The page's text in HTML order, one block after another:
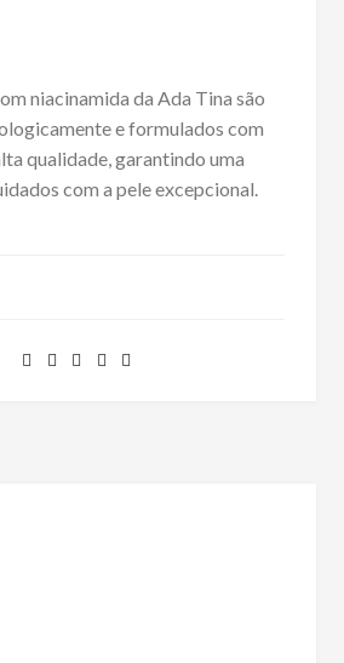
niacinamida da Ada Tina são
e formulados com
qualidade, garantindo uma
com a pele excepcional.